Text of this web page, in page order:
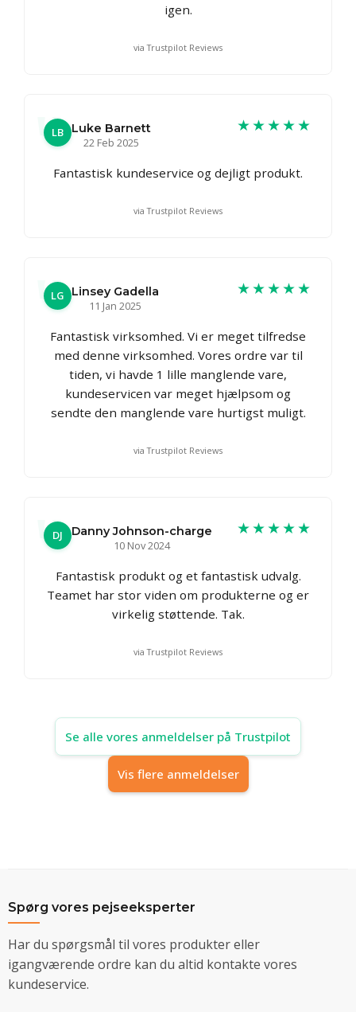
igen.
via Trustpilot Reviews
LB
Luke Barnett
22 Feb 2025
★★★★★
Fantastisk kundeservice og dejligt produkt.
via Trustpilot Reviews
LG
Linsey Gadella
11 Jan 2025
★★★★★
Fantastisk virksomhed. Vi er meget tilfredse
med denne virksomhed. Vores ordre var til
tiden, vi havde 1 lille manglende vare,
kundeservicen var meget hjælpsom og
sendte den manglende vare hurtigst muligt.
via Trustpilot Reviews
DJ
Danny Johnson-charge
10 Nov 2024
★★★★★
Fantastisk produkt og et fantastisk udvalg.
Teamet har stor viden om produkterne og er
virkelig støttende. Tak.
via Trustpilot Reviews
Se alle vores anmeldelser på Trustpilot
Vis flere anmeldelser
Spørg vores pejseeksperter
Har du spørgsmål til vores produkter eller
igangværende ordre kan du altid kontakte vores
kundeservice.